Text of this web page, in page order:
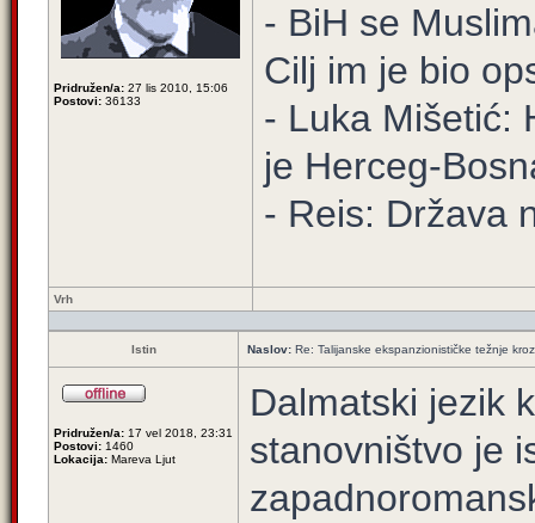
Pridružen/a: 27 lis 2010, 15:06
Postovi: 36133
- BiH se
Cilj im je bio
- Luka Mišetić:
je Herceg-
- Reis: Država
Vrh
Istin Naslov: Re: Talijanske ekspanzionističke težnje
Pridružen/a: 17 vel 2018, 23:31
Postovi: 1460
Lokacija: Mareva Ljut
Dalmatski jezik
stanovništvo je